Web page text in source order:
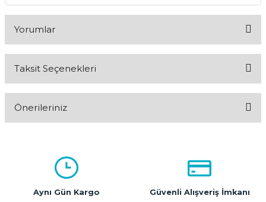
Yorumlar
Taksit Seçenekleri
Önerileriniz
kullanarak tarafımıza iletebilirsiniz.
Görüş ve önerileriniz için teşekkür ederiz.
Aynı Gün Kargo Güvenli Alışveriş İmkanı